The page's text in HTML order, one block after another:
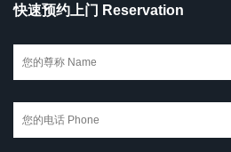
快速预约上门 Reservation